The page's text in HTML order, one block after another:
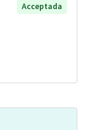
Acceptada